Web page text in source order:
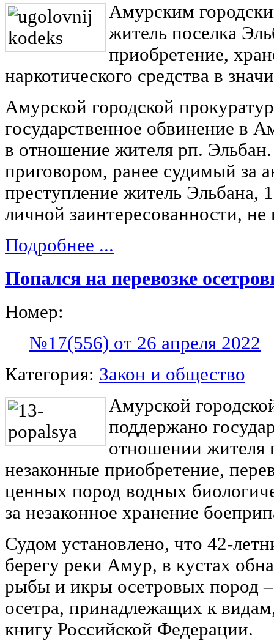
Амурским
житель поселка
приобретение,
наркотического средства в
Амурской городской
государственное обвинение в
в отношение жителя рп.
приговором, ранее судимый за
преступление житель Эльбана,
личной заинтересованности, не
Подробнее ...
Попался на перевозке
Номер:
№17(556) от 26 апреля 2022
Категория: Закон и общество
Амурской
поддержано
отношении жителя
незаконные приобретение,
ценных пород водных
за незаконное хранение
Судом установлено, что 42-
берегу реки Амур, в кустах
рыбы и икры осетровых пород –
осетра, принадлежащих к
книгу Российской Федерации.